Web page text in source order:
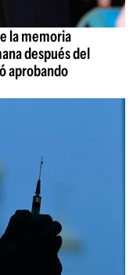
la memoria
después del
aprobando